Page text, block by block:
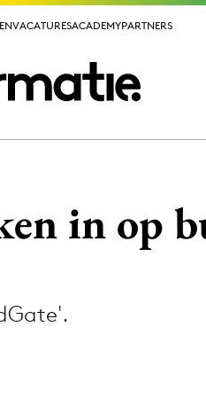
VACATURESACADEMYPARTNERS
VACATURESACADEMYPARTNERS
Media
in op